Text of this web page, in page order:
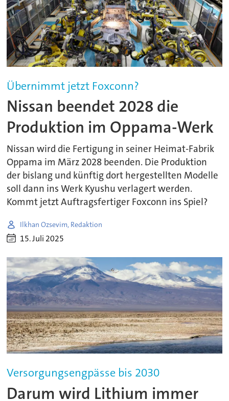
Übernimmt jetzt Foxconn?
Nissan beendet 2028 die
Produktion im Oppama-Werk
Nissan wird die Fertigung in seiner Heimat-Fabrik
Oppama im März 2028 beenden. Die Produktion
der bislang und künftig dort hergestellten Modelle
soll dann ins Werk Kyushu verlagert werden.
Kommt jetzt Auftragsfertiger Foxconn ins Spiel?
Ilkhan Ozsevim, Redaktion
15. Juli 2025
Versorgungsengpässe bis 2030
Darum wird Lithium immer